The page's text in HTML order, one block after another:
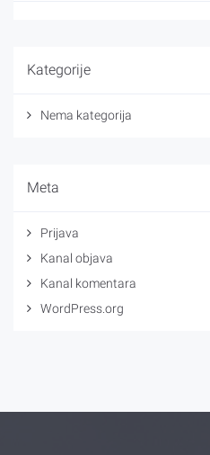
Kategorije
Nema kategorija
Meta
Prijava
Kanal objava
Kanal komentara
WordPress.org